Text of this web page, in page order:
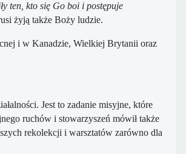
ten, kto się Go boi i postępuje
żyją także Boży ludzie.
i w Kanadzie, Wielkiej Brytanii oraz
Jest to zadanie misyjne, które
ruchów i stowarzyszeń mówił także
rekolekcji i warsztatów zarówno dla